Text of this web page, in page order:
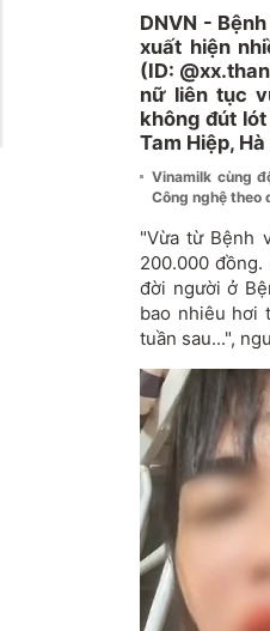
DNVN -
xuất hiện
(ID:
nữ liên tục
không đút
Tam Hiệp, Hà
Vinamilk cùng
Công nghệ theo
"Vừa từ Bệnh
200.000
đời người ở
bao nhiêu hơi
tuần sau...",